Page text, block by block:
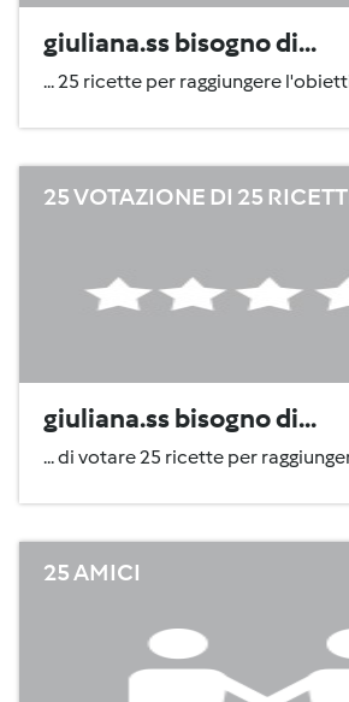
giuliana.ss bisogno di...
... 25 ricette per raggiungere
25 VOTAZIONE DI 25
giuliana.ss bisogno di...
... di votare 25 ricette per
25 AMICI